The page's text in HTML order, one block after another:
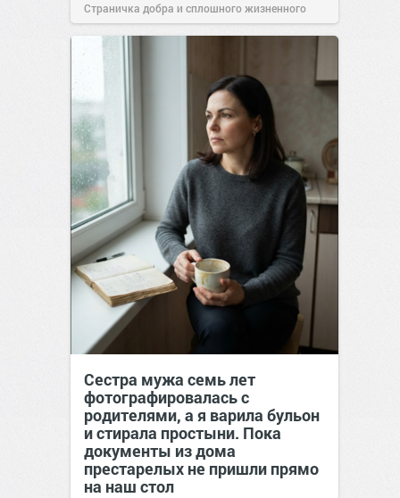
Страничка добра и сплошного жизненного
позитива!00:29Сегодня
Сестра мужа семь лет
фотографировалась с
родителями, а я варила бульон
и стирала простыни. Пока
документы из дома
престарелых не пришли прямо
на наш стол